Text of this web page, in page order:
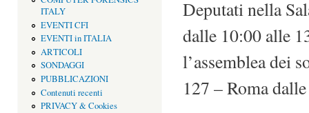
ITALY
EVENTI CFI
EVENTI in ITALIA
ARTICOLI
SONDAGGI
PUBBLICAZIONI
Contenuti recenti
PRIVACY & Cookies
Deputati nella
dalle 10:00 alle
l’assemblea dei
127 – Roma